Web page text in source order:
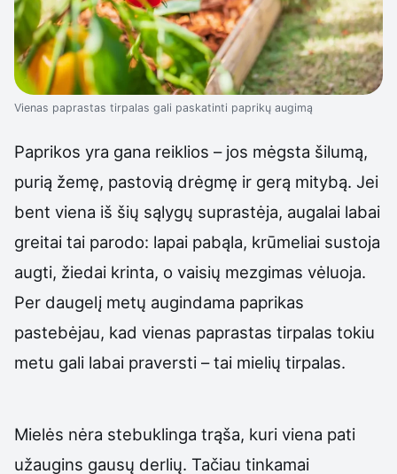
Vienas paprastas tirpalas gali paskatinti paprikų augimą
Paprikos yra gana reiklios – jos mėgsta šilumą,
purią žemę, pastovią drėgmę ir gerą mitybą. Jei
bent viena iš šių sąlygų suprastėja, augalai labai
greitai tai parodo: lapai pabąla, krūmeliai sustoja
augti, žiedai krinta, o vaisių mezgimas vėluoja.
Per daugelį metų augindama paprikas
pastebėjau, kad vienas paprastas tirpalas tokiu
metu gali labai praversti – tai mielių tirpalas.
Mielės nėra stebuklinga trąša, kuri viena pati
užaugins gausų derlių. Tačiau tinkamai